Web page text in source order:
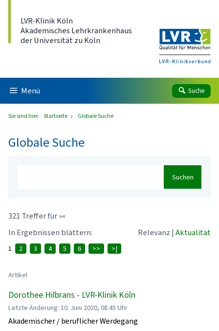
LVR-Klinik Köln
Akademisches Lehrkrankenhaus
der Universität zu Köln
Menü Suche
Sie sind hier: Startseite Globale Suche
Globale Suche
Suchen
321 Treffer für »«
In Ergebnissen blättern:
Relevanz | Aktualität
1 2 3 4 5 6 >> >|
Artikel
Dorothee Hilbrans - LVR-Klinik Köln
Letzte Änderung: 10. Juni 2020, 08:45 Uhr
Akademischer / beruflicher Werdegang